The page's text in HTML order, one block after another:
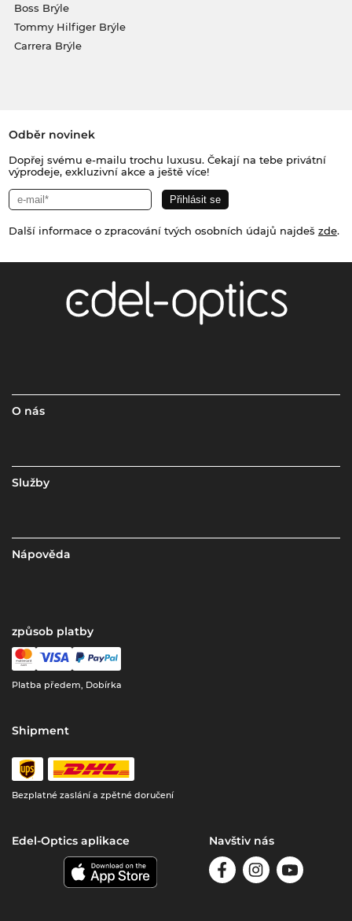
Boss Brýle
Tommy Hilfiger Brýle
Carrera Brýle
Odběr novinek
Dopřej svému e-mailu trochu luxusu. Čekají na tebe privátní
výprodeje, exkluzivní akce a ještě více!
Další informace o zpracování tvých osobních údajů najdeš zde.
O nás
Služby
Nápověda
způsob platby
Platba předem, Dobírka
Shipment
Bezplatné zaslání a zpětné doručení
Edel-Optics aplikace Navštiv nás